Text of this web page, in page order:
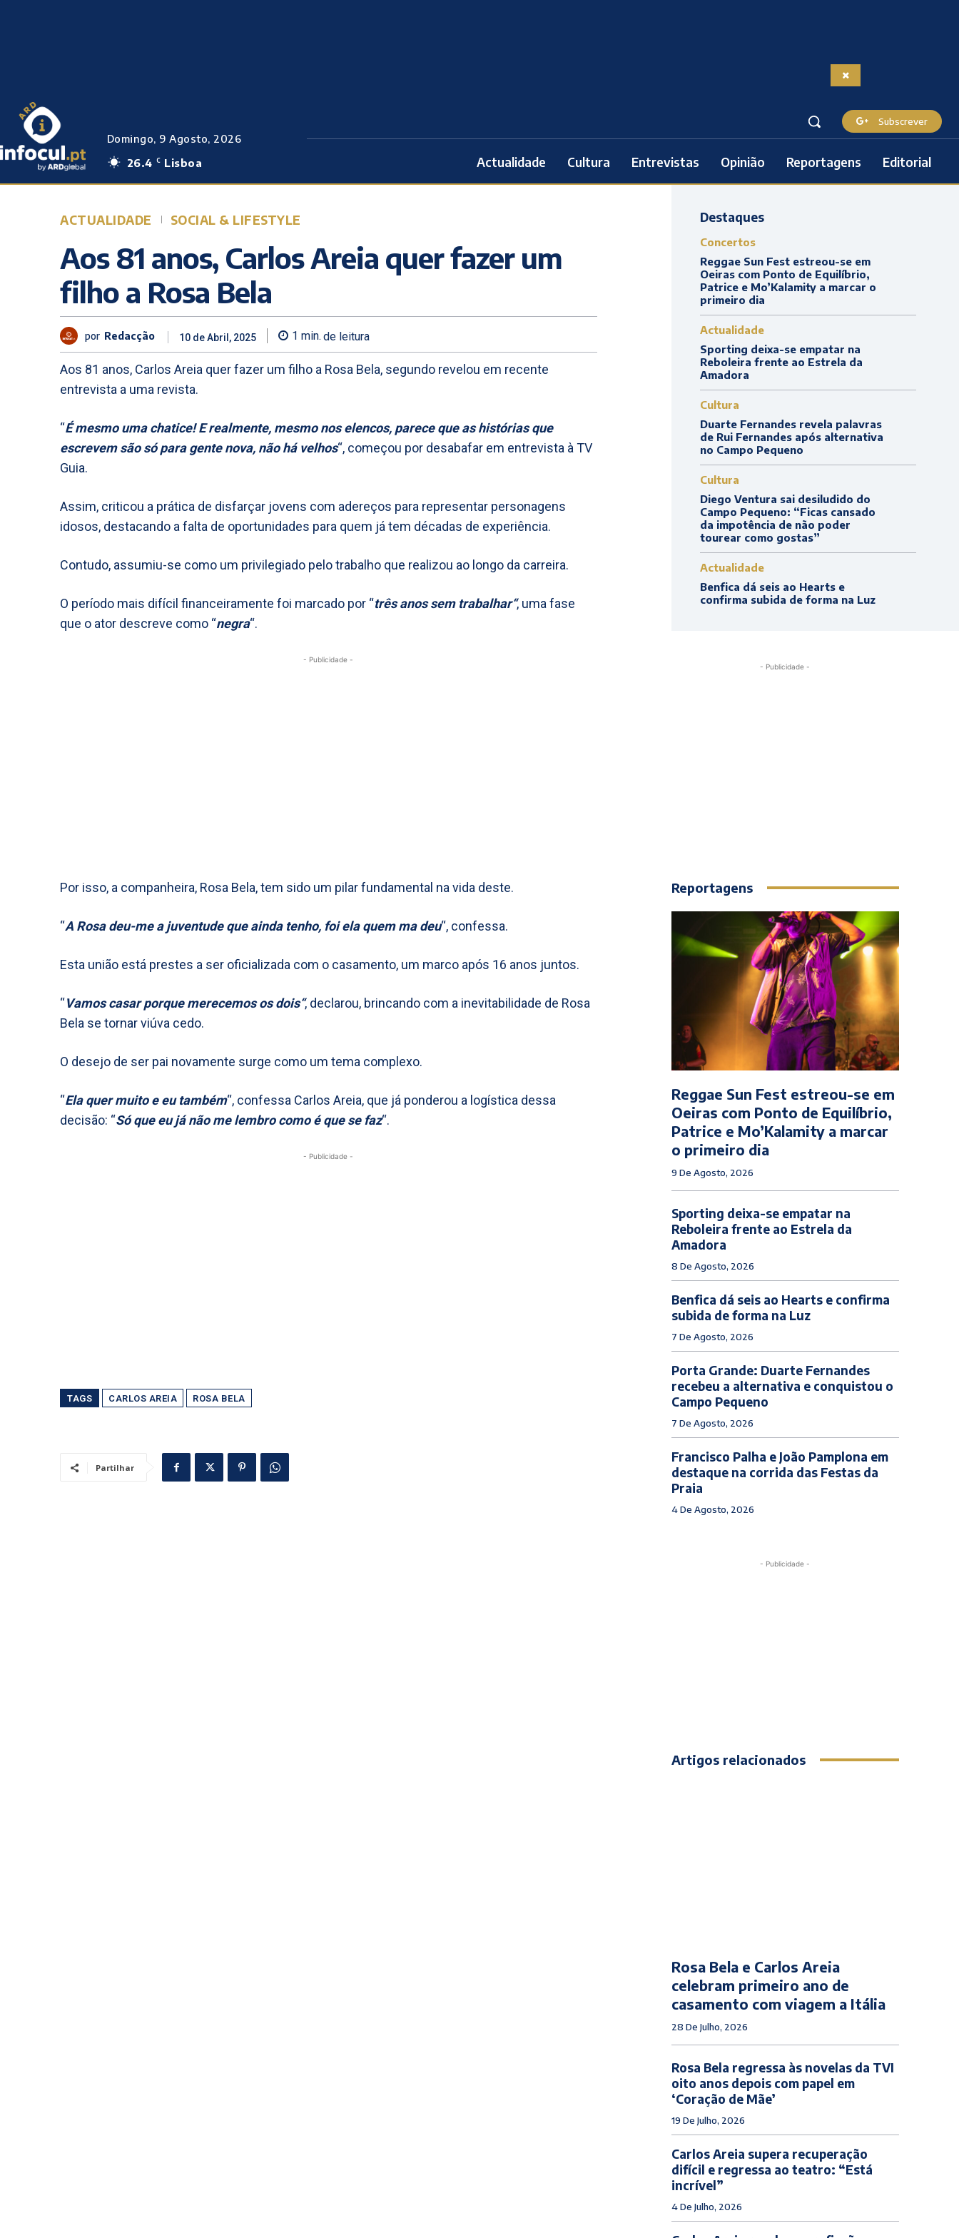
Domingo, 9 Agosto, 2026
26.4 C Lisboa
Subscrever
Actualidade Cultura Entrevistas Opinião Reportagens Editorial
ACTUALIDADE SOCIAL & LIFESTYLE
Aos 81 anos, Carlos Areia quer fazer um
filho a Rosa Bela
por Redacção 10 de Abril, 2025 1 min. de leitura
Aos 81 anos, Carlos Areia quer fazer um filho a Rosa Bela, segundo revelou em recente
entrevista a uma revista.
“É mesmo uma chatice! E realmente, mesmo nos elencos, parece que as histórias que
escrevem são só para gente nova, não há velhos“, começou por desabafar em entrevista à TV
Guia.
Assim, criticou a prática de disfarçar jovens com adereços para representar personagens
idosos, destacando a falta de oportunidades para quem já tem décadas de experiência.
Contudo, assumiu-se como um privilegiado pelo trabalho que realizou ao longo da carreira.
O período mais difícil financeiramente foi marcado por “três anos sem trabalhar“, uma fase
que o ator descreve como “negra“.
- Publicidade -
Por isso, a companheira, Rosa Bela, tem sido um pilar fundamental na vida deste.
“A Rosa deu-me a juventude que ainda tenho, foi ela quem ma deu“, confessa.
Esta união está prestes a ser oficializada com o casamento, um marco após 16 anos juntos.
“Vamos casar porque merecemos os dois“, declarou, brincando com a inevitabilidade de Rosa
Bela se tornar viúva cedo.
O desejo de ser pai novamente surge como um tema complexo.
“Ela quer muito e eu também“, confessa Carlos Areia, que já ponderou a logística dessa
decisão: “Só que eu já não me lembro como é que se faz“.
- Publicidade -
TAGS CARLOS AREIA ROSA BELA
Partilhar
Destaques
Concertos
Reggae Sun Fest estreou-se em
Oeiras com Ponto de Equilíbrio,
Patrice e Mo’Kalamity a marcar o
primeiro dia
Actualidade
Sporting deixa-se empatar na
Reboleira frente ao Estrela da
Amadora
Cultura
Duarte Fernandes revela palavras
de Rui Fernandes após alternativa
no Campo Pequeno
Cultura
Diego Ventura sai desiludido do
Campo Pequeno: “Ficas cansado
da impotência de não poder
tourear como gostas”
Actualidade
Benfica dá seis ao Hearts e
confirma subida de forma na Luz
- Publicidade -
Reportagens
Reggae Sun Fest estreou-se em
Oeiras com Ponto de Equilíbrio,
Patrice e Mo’Kalamity a marcar
o primeiro dia
9 De Agosto, 2026
Sporting deixa-se empatar na
Reboleira frente ao Estrela da
Amadora
8 De Agosto, 2026
Benfica dá seis ao Hearts e confirma
subida de forma na Luz
7 De Agosto, 2026
Porta Grande: Duarte Fernandes
recebeu a alternativa e conquistou o
Campo Pequeno
7 De Agosto, 2026
Francisco Palha e João Pamplona em
destaque na corrida das Festas da
Praia
4 De Agosto, 2026
- Publicidade -
Artigos relacionados
Rosa Bela e Carlos Areia
celebram primeiro ano de
casamento com viagem a Itália
28 De Julho, 2026
Rosa Bela regressa às novelas da TVI
oito anos depois com papel em
‘Coração de Mãe’
19 De Julho, 2026
Carlos Areia supera recuperação
difícil e regressa ao teatro: “Está
incrível”
4 De Julho, 2026